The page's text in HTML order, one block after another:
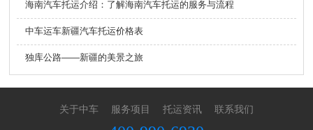
海南汽车托运介绍：了解海南汽车托运的服务与流程
中车运车新疆汽车托运价格表
独库公路——新疆的美景之旅
关于中车 服务项目 托运资讯 联系我们